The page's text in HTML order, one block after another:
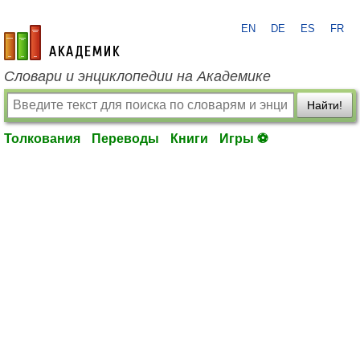
academic.ru
EN DE ES FR
Словари и энциклопедии на Академике
Найти!
Толкования Переводы Книги Игры ⚽